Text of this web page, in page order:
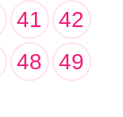
41
42
48
49